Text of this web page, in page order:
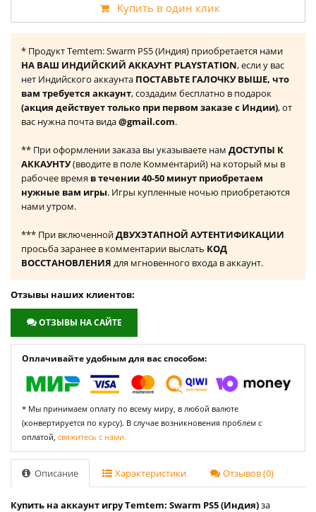
Купить в один клик
* Продукт Temtem: Swarm PS5 (Индия) приобретается нами
НА ВАШ ИНДИЙСКИЙ АККАУНТ PLAYSTATION, если у вас
нет Индийского аккаунта ПОСТАВЬТЕ ГАЛОЧКУ ВЫШЕ, что
вам требуется аккаунт, создадим бесплатно в подарок
(акция действует только при первом заказе с Индии), от
вас нужна почта вида@gmail.com.
** При оформлении заказа вы указываете нам ДОСТУПЫ К
АККАУНТУ(вводите в поле Комментарий) на который мы в
рабочее время в течении 40-50 минут приобретаем
нужные вам игры. Игры купленные ночью приобретаются
нами утром.
*** При включеннойДВУХЭТАПНОЙ АУТЕНТИФИКАЦИИ
просьба заранее в комментарии выслать КОД
ВОССТАНОВЛЕНИЯ для мгновенного входа в аккаунт.
Отзывы наших клиентов:
ОТЗЫВЫ НА САЙТЕ
Оплачивайте удобным для вас способом:
* Мы принимаем оплату по всему миру, в любой валюте
(конвертируется по курсу). В случае возникновения проблем с
оплатой, свяжитесь с нами.
Описание Характеристики Отзывов (0)
Купить на аккаунт игру Temtem: Swarm PS5 (Индия)за